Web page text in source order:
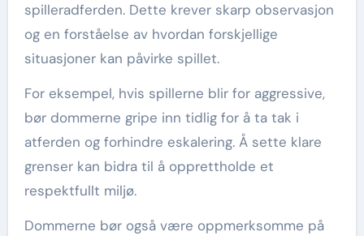
spilleradferden. Dette krever skarp observasjon
og en forståelse av hvordan forskjellige
situasjoner kan påvirke spillet.
For eksempel, hvis spillerne blir for aggressive,
bør dommerne gripe inn tidlig for å ta tak i
atferden og forhindre eskalering. Å sette klare
grenser kan bidra til å opprettholde et
respektfullt miljø.
Dommerne bør også være oppmerksomme på